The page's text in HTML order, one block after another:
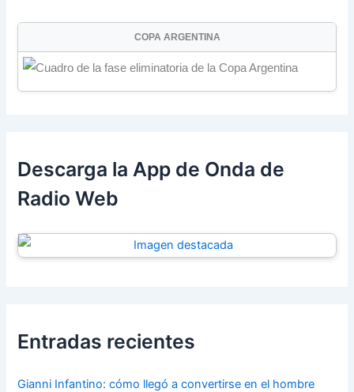
COPA ARGENTINA
Descarga la App de Onda de
Radio Web
Entradas recientes
Gianni Infantino: cómo llegó a convertirse en el hombre